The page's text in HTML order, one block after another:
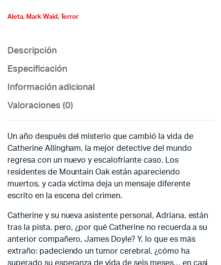
Aleta, Mark Waid, Terror
Descripción
Especificación
Información adicional
Valoraciones (0)
Un año después del misterio que cambió la vida de
Catherine Allingham, la mejor detective del mundo
regresa con un nuevo y escalofriante caso. Los
residentes de Mountain Oak están apareciendo
muertos, y cada víctima deja un mensaje diferente
escrito en la escena del crimen.
Catherine y su nueva asistente personal, Adriana, están
tras la pista, pero, ¿por qué Catherine no recuerda a su
anterior compañero, James Doyle? Y, lo que es más
extraño: padeciendo un tumor cerebral, ¿cómo ha
superado su esperanza de vida de seis meses… en casi